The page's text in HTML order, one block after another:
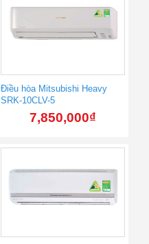
Điều hòa Mitsubishi Heavy
SRK-10CLV-5
7,850,000₫